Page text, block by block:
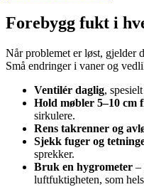
Forebygg fukt i
Når problemet er løst, gjelder
Små endringer i vaner og
Ventilér daglig,
Hold møbler 5–10 cm
sirkulere.
Rens takrenner og
Sjekk fuger og
sprekker.
Bruk en hygrometer –
luftfuktigheten, som